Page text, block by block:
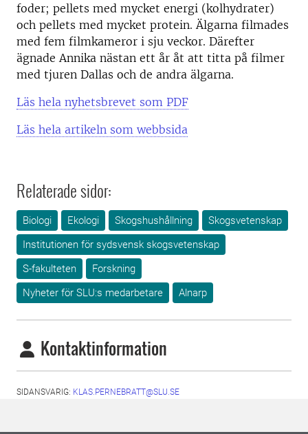
foder; pellets med mycket energi (kolhydrater)
och pellets med mycket protein. Älgarna filmades
med fem filmkameror i sju veckor. Därefter
ägnade Annika nästan ett år åt att titta på filmer
med tjuren Dallas och de andra älgarna.
Läs hela nyhetsbrevet som PDF
Läs hela artikeln som webbsida
Relaterade sidor:
Biologi Ekologi Skogshushållning
Skogsvetenskap
Institutionen för sydsvensk skogsvetenskap
S-fakulteten
Forskning
Nyheter för SLU:s medarbetare
Alnarp
Kontaktinformation
SIDANSVARIG: KLAS.PERNEBRATT@SLU.SE